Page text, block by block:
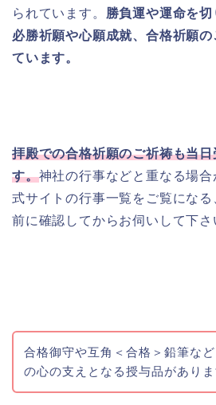
られています。 勝負運や運命を切
必勝祈願や心願成就、合格祈願
ています。
拝殿での合格祈願のご祈祷も当
す。神社の行事などと重なる場
式サイトの行事一覧をご覧にな
前に確認してからお伺いして下さ
合格御守や互角＜合格＞鉛筆な
の心の支えとなる授与品がありま